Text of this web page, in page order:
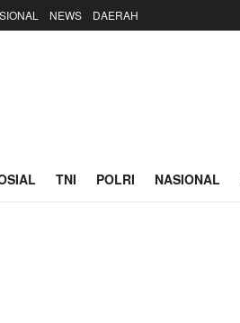
NEWS DAERAH
TNI POLRI NASIONAL